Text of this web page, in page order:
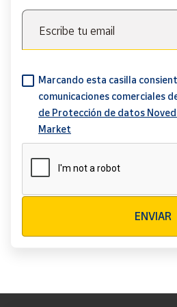
Escribe tu email
Marcando esta casilla
comunicaciones comerciales
de Protección de datos
Market
ENVIAR